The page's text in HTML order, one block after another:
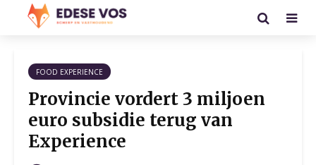
FOOD EXPERIENCE
Provincie vordert 3 miljoen
euro subsidie terug van
Experience